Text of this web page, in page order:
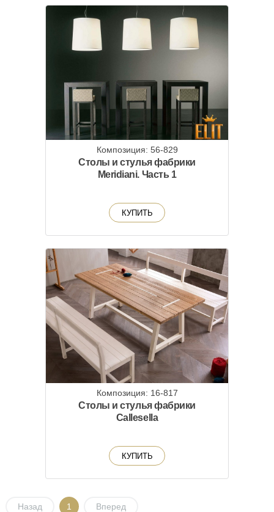
Композиция: 56-829
Столы и стулья фабрики
Meridiani. Часть 1
КУПИТЬ
Композиция: 16-817
Столы и стулья фабрики
Callesella
КУПИТЬ
Назад 1 Вперед